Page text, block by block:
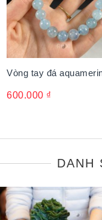
Vòng tay đá
600.000 ₫
DANH